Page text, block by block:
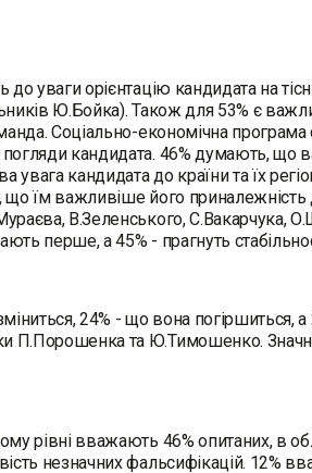
уваги орієнтацію кандидата на
Ю.Бойка). Також для 53% є
Соціально-економічна
кандидата. 46% думають, що
кандидата до країни та їх
що їм важливіше його
В.Зеленського, С.Вакарчука,
перше, а 45% - прагнуть
24% - що вона погіршиться,
П.Порошенка та Ю.Тимошенко.
рівні вважають 46% опитаних, в
незначних фальсифікацій. 12%